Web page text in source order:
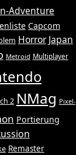
Adventure
Capcom
Horror Japan
Metroid Multiplayer
2 NMag Pixel-
Portierung
Remaster